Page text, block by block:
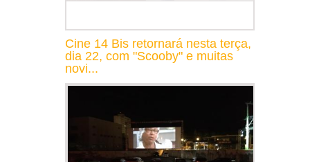
Cine 14 Bis retornará nesta terça,
dia 22, com "Scooby" e muitas
novi...